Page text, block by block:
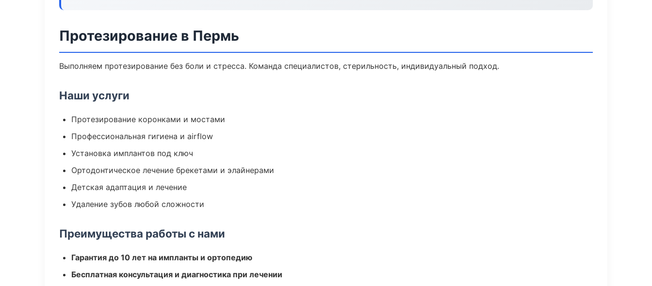
Протезирование в Пермь
Выполняем протезирование без боли и стресса. Команда специалистов, стерильность, индивидуальный подход.
Наши услуги
Протезирование коронками и мостами
Профессиональная гигиена и airflow
Установка имплантов под ключ
Ортодонтическое лечение брекетами и элайнерами
Детская адаптация и лечение
Удаление зубов любой сложности
Преимущества работы с нами
Гарантия до 10 лет на импланты и ортопедию
Бесплатная консультация и диагностика при лечении